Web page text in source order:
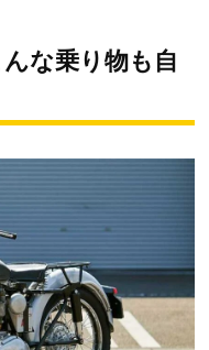
な乗り物も自